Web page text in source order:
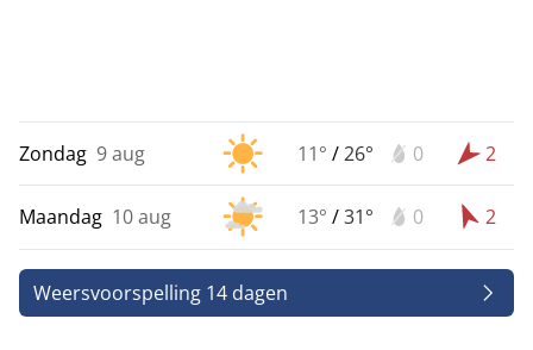
Zondag 9 aug 11° /26° 0 2
Maandag 10 aug 13° /31° 0 2
Weersvoorspelling 14 dagen